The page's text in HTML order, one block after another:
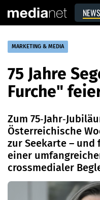
NEWS
MARKETING & MEDIA
75 Jahre
Furche"
Zum
Österreichische
zur Seekarte – und
einer
crossmedialer